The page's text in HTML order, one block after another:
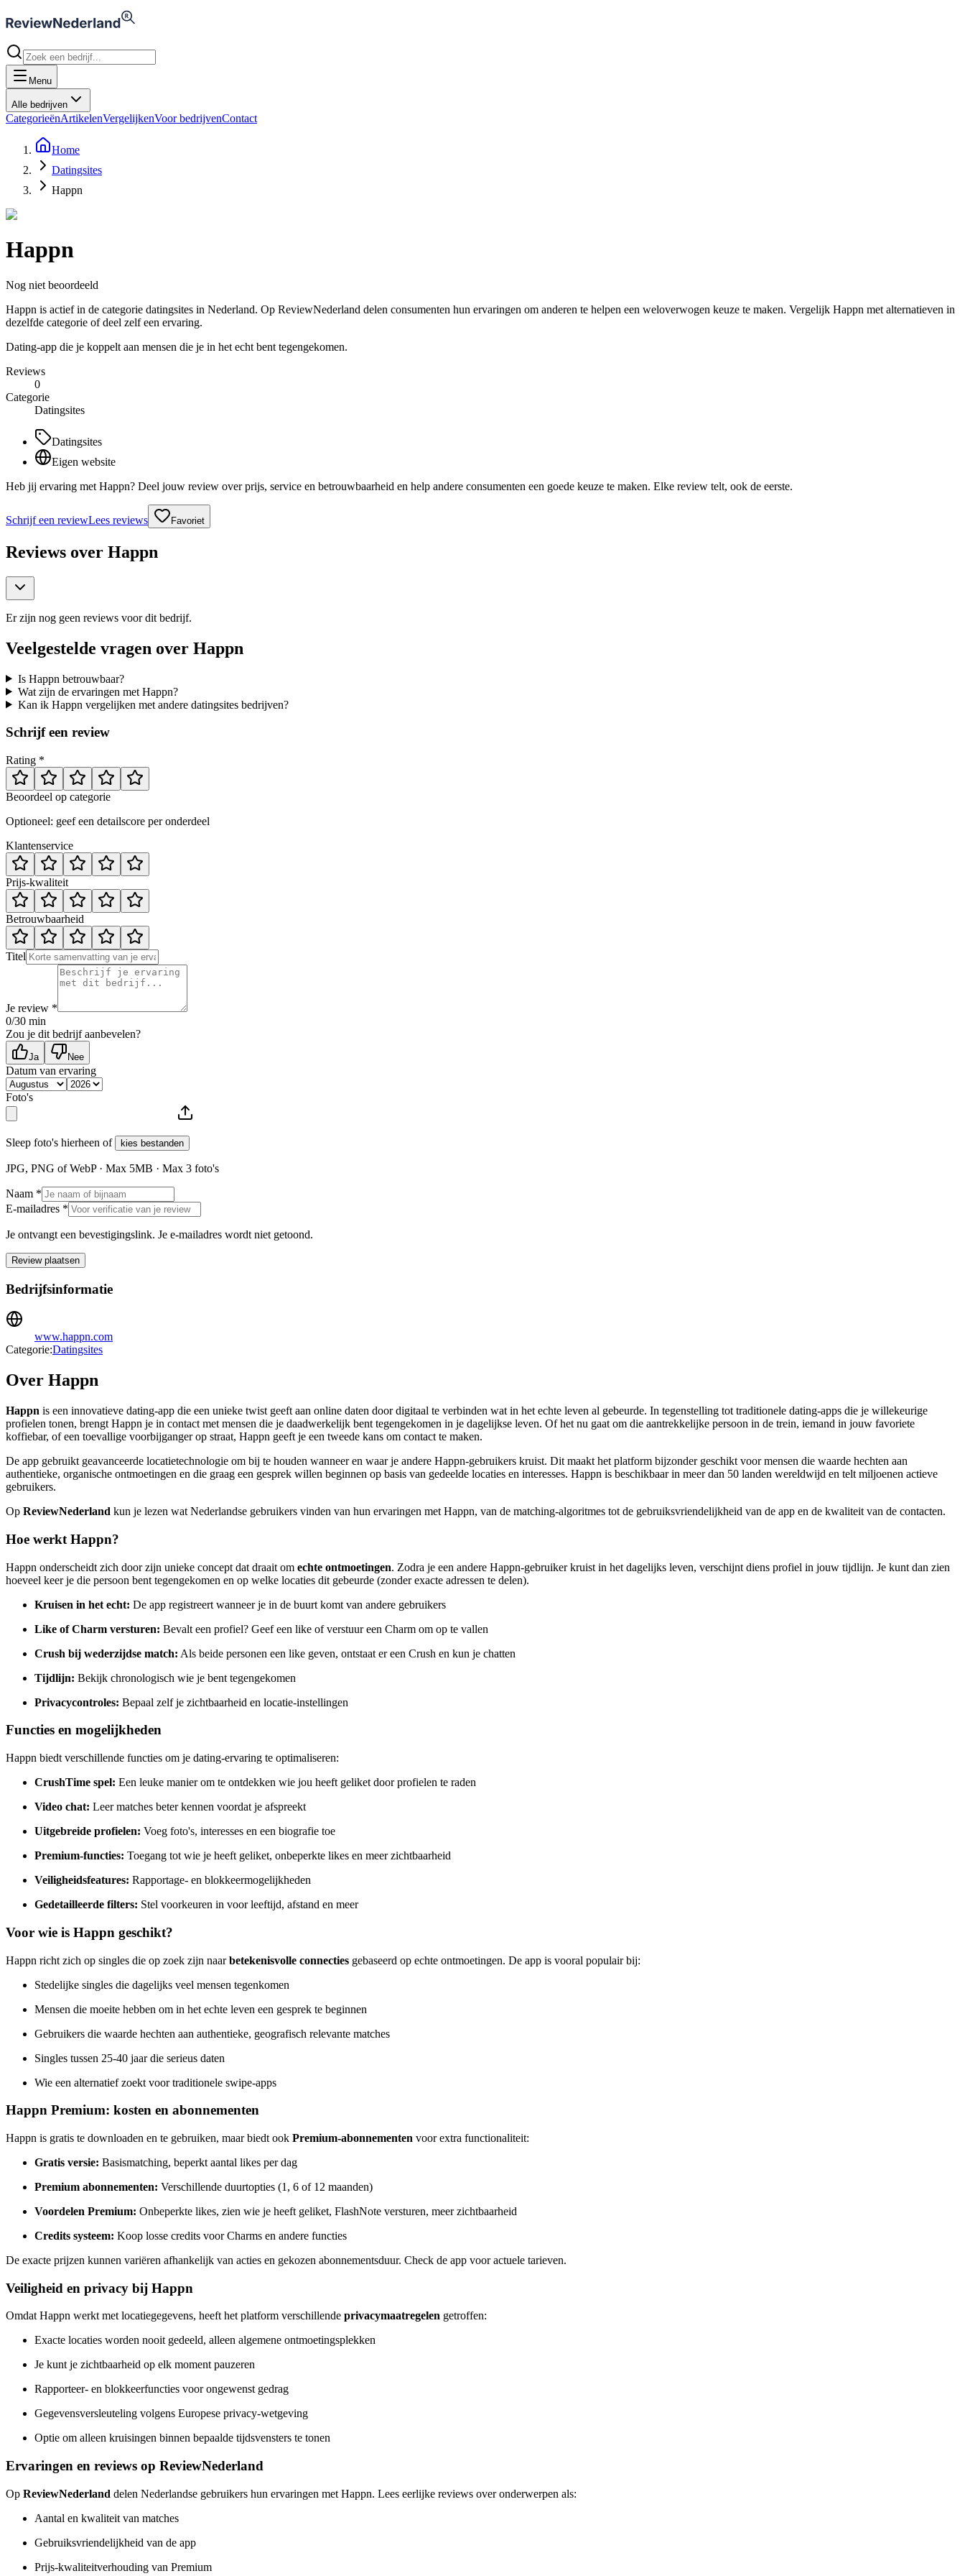
Menu
Alle bedrijven
CategorieënArtikelenVergelijkenVoor bedrijvenContact
Home
Datingsites
Happn
Happn
Nog niet beoordeeld
Happn is actief in de categorie datingsites in Nederland. Op ReviewNederland delen consumenten hun ervaringen om anderen te helpen een weloverwogen keuze te maken. Vergelijk Happn met alternatieven in
dezelfde categorie of deel zelf een ervaring.
Dating-app die je koppelt aan mensen die je in het echt bent tegengekomen.
Reviews
0
Categorie
Datingsites
Datingsites
Eigen website
Heb jij ervaring met Happn? Deel jouw review over prijs, service en betrouwbaarheid en help andere consumenten een goede keuze te maken. Elke review telt, ook de eerste.
Schrijf een reviewLees reviews Favoriet
Reviews over Happn
Er zijn nog geen reviews voor dit bedrijf.
Veelgestelde vragen over Happn
Is Happn betrouwbaar?
Wat zijn de ervaringen met Happn?
Kan ik Happn vergelijken met andere datingsites bedrijven?
Schrijf een review
Rating *
Beoordeel op categorie
Optioneel: geef een detailscore per onderdeel
Klantenservice
Prijs-kwaliteit
Betrouwbaarheid
Titel
Je review *
0/30 min
Zou je dit bedrijf aanbevelen?
Ja Nee
Datum van ervaring
Foto's
Sleep foto's hierheen of kies bestanden
JPG, PNG of WebP · Max 5MB · Max 3 foto's
Naam *
E-mailadres *
Je ontvangt een bevestigingslink. Je e-mailadres wordt niet getoond.
Review plaatsen
Bedrijfsinformatie
www.happn.com
Categorie:Datingsites
Over Happn
Happn is een innovatieve dating-app die een unieke twist geeft aan online daten door digitaal te verbinden wat in het echte leven al gebeurde. In tegenstelling tot traditionele dating-apps die je willekeurige
profielen tonen, brengt Happn je in contact met mensen die je daadwerkelijk bent tegengekomen in je dagelijkse leven. Of het nu gaat om die aantrekkelijke persoon in de trein, iemand in jouw favoriete
koffiebar, of een toevallige voorbijganger op straat, Happn geeft je een tweede kans om contact te maken.
De app gebruikt geavanceerde locatietechnologie om bij te houden wanneer en waar je andere Happn-gebruikers kruist. Dit maakt het platform bijzonder geschikt voor mensen die waarde hechten aan
authentieke, organische ontmoetingen en die graag een gesprek willen beginnen op basis van gedeelde locaties en interesses. Happn is beschikbaar in meer dan 50 landen wereldwijd en telt miljoenen actieve
gebruikers.
Op ReviewNederland kun je lezen wat Nederlandse gebruikers vinden van hun ervaringen met Happn, van de matching-algoritmes tot de gebruiksvriendelijkheid van de app en de kwaliteit van de contacten.
Hoe werkt Happn?
Happn onderscheidt zich door zijn unieke concept dat draait om echte ontmoetingen. Zodra je een andere Happn-gebruiker kruist in het dagelijks leven, verschijnt diens profiel in jouw tijdlijn. Je kunt dan zien
hoeveel keer je die persoon bent tegengekomen en op welke locaties dit gebeurde (zonder exacte adressen te delen).
Kruisen in het echt: De app registreert wanneer je in de buurt komt van andere gebruikers
Like of Charm versturen: Bevalt een profiel? Geef een like of verstuur een Charm om op te vallen
Crush bij wederzijdse match: Als beide personen een like geven, ontstaat er een Crush en kun je chatten
Tijdlijn: Bekijk chronologisch wie je bent tegengekomen
Privacycontroles: Bepaal zelf je zichtbaarheid en locatie-instellingen
Functies en mogelijkheden
Happn biedt verschillende functies om je dating-ervaring te optimaliseren:
CrushTime spel: Een leuke manier om te ontdekken wie jou heeft geliket door profielen te raden
Video chat: Leer matches beter kennen voordat je afspreekt
Uitgebreide profielen: Voeg foto's, interesses en een biografie toe
Premium-functies: Toegang tot wie je heeft geliket, onbeperkte likes en meer zichtbaarheid
Veiligheidsfeatures: Rapportage- en blokkeermogelijkheden
Gedetailleerde filters: Stel voorkeuren in voor leeftijd, afstand en meer
Voor wie is Happn geschikt?
Happn richt zich op singles die op zoek zijn naarbetekenisvolle connecties gebaseerd op echte ontmoetingen. De app is vooral populair bij:
Stedelijke singles die dagelijks veel mensen tegenkomen
Mensen die moeite hebben om in het echte leven een gesprek te beginnen
Gebruikers die waarde hechten aan authentieke, geografisch relevante matches
Singles tussen 25-40 jaar die serieus daten
Wie een alternatief zoekt voor traditionele swipe-apps
Happn Premium: kosten en abonnementen
Happn is gratis te downloaden en te gebruiken, maar biedt ook Premium-abonnementen voor extra functionaliteit:
Gratis versie: Basismatching, beperkt aantal likes per dag
Premium abonnementen: Verschillende duurtopties (1, 6 of 12 maanden)
Voordelen Premium: Onbeperkte likes, zien wie je heeft geliket, FlashNote versturen, meer zichtbaarheid
Credits systeem: Koop losse credits voor Charms en andere functies
De exacte prijzen kunnen variëren afhankelijk van acties en gekozen abonnementsduur. Check de app voor actuele tarieven.
Veiligheid en privacy bij Happn
Omdat Happn werkt met locatiegegevens, heeft het platform verschillende privacymaatregelen getroffen:
Exacte locaties worden nooit gedeeld, alleen algemene ontmoetingsplekken
Je kunt je zichtbaarheid op elk moment pauzeren
Rapporteer- en blokkeerfuncties voor ongewenst gedrag
Gegevensversleuteling volgens Europese privacy-wetgeving
Optie om alleen kruisingen binnen bepaalde tijdsvensters te tonen
Ervaringen en reviews op ReviewNederland
Op ReviewNederland delen Nederlandse gebruikers hun ervaringen met Happn. Lees eerlijke reviews over onderwerpen als:
Aantal en kwaliteit van matches
Gebruiksvriendelijkheid van de app
Prijs-kwaliteitverhouding van Premium